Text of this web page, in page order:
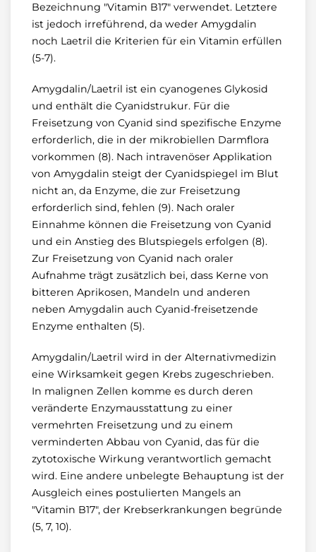
Bezeichnung "Vitamin B17" verwendet. Letztere
ist jedoch irreführend, da weder Amygdalin
noch Laetril die Kriterien für ein Vitamin erfüllen
(5-7).
Amygdalin/Laetril ist ein cyanogenes Glykosid
und enthält die Cyanidstrukur. Für die
Freisetzung von Cyanid sind spezifische Enzyme
erforderlich, die in der mikrobiellen Darmflora
vorkommen (8). Nach intravenöser Applikation
von Amygdalin steigt der Cyanidspiegel im Blut
nicht an, da Enzyme, die zur Freisetzung
erforderlich sind, fehlen (9). Nach oraler
Einnahme können die Freisetzung von Cyanid
und ein Anstieg des Blutspiegels erfolgen (8).
Zur Freisetzung von Cyanid nach oraler
Aufnahme trägt zusätzlich bei, dass Kerne von
bitteren Aprikosen, Mandeln und anderen
neben Amygdalin auch Cyanid-freisetzende
Enzyme enthalten (5).
Amygdalin/Laetril wird in der Alternativmedizin
eine Wirksamkeit gegen Krebs zugeschrieben.
In malignen Zellen komme es durch deren
veränderte Enzymausstattung zu einer
vermehrten Freisetzung und zu einem
verminderten Abbau von Cyanid, das für die
zytotoxische Wirkung verantwortlich gemacht
wird. Eine andere unbelegte Behauptung ist der
Ausgleich eines postulierten Mangels an
"Vitamin B17", der Krebserkrankungen begründe
(5, 7, 10).